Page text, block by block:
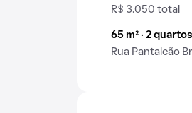
R$ 3.050 total
65 m² · 2 quartos
Rua Pantaleão